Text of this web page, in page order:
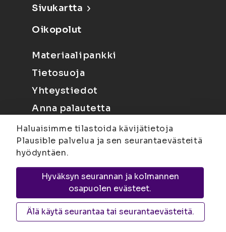
Sivukartta
Oikopolut
Materiaalipankki
Tietosuoja
Yhteystiedot
Anna palautetta
Joensuu
Suvantokatu 6, 80100 Joensuu |
KuopioYliopistonranta 15, PL 1627, 70211
Kuopio
Haluaisimme tilastoida kävijätietoja
Plausible palvelua ja sen seurantaevästeitä
hyödyntäen.
Hyväksyn seurannan ja kolmannen
osapuolen evästeet.
Älä käytä seurantaa tai seurantaevästeitä.